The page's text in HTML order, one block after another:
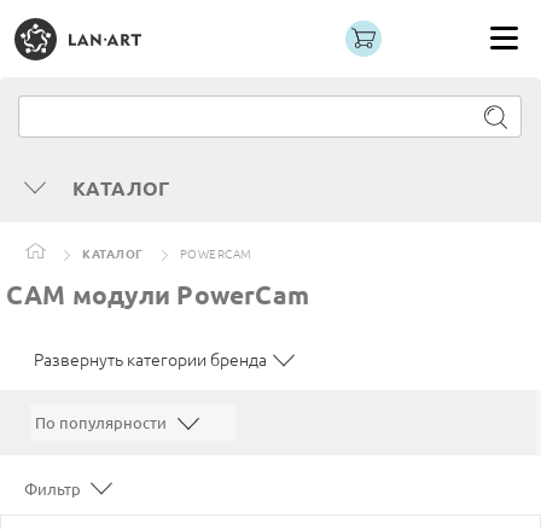
КАТАЛОГ
КАТАЛОГ POWERCAM
CAM модули PowerCam
Развернуть категории бренда
Фильтр